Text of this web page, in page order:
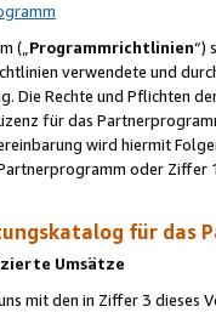
(„Programmrichtlinien“)
verwendete und
Die Rechte und Pflichten
für das
wird hiermit
oder
für das
Umsätze
mit den in Ziffer 3